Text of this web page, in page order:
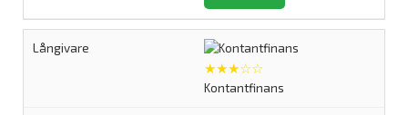
★★★☆☆
Kontantfinans